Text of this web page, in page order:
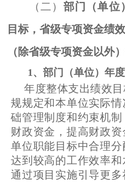
（二） 部门（单位
目标，省级专项资金绩
（除省级专项资金以外
1、部门（单位）年
年度整体支出绩效
规规定和本单位实际
础管理制度和约束机
财政资金，提高财政
单位职能目标中合理
达到较高的工作效率和
通过项目实施引导更